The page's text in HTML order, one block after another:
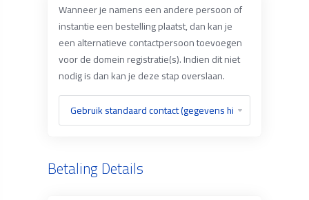
Wanneer je namens een andere persoon of
instantie een bestelling plaatst, dan kan je
een alternatieve contactpersoon toevoegen
voor de domein registratie(s). Indien dit niet
nodig is dan kan je deze stap overslaan.
Betaling Details